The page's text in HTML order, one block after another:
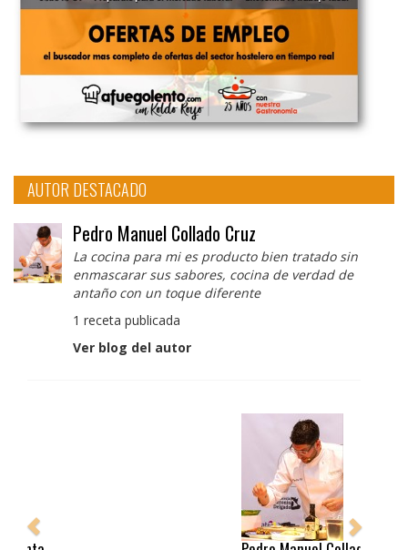
AUTOR DESTACADO
Pedro Manuel Collado Cruz
La cocina para mi es producto bien tratado sin
enmascarar sus sabores, cocina de verdad de
antaño con un toque diferente
1 receta publicada
Ver blog del autor